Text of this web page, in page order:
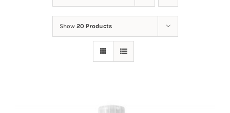
Show 20 Products